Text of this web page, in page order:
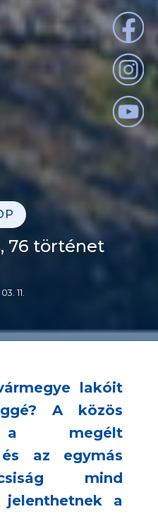
76 történet
11.
lakóit
A közös
a megélt
és az egymás
mind
a